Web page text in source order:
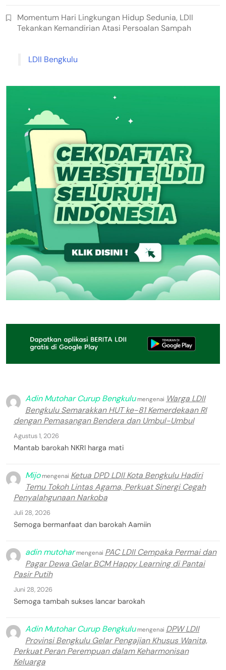
Momentum Hari Lingkungan Hidup Sedunia, LDII
Tekankan Kemandirian Atasi Persoalan Sampah
LDII Bengkulu
Adin Mutohar Curup Bengkulumengenai Warga LDII
Bengkulu Semarakkan HUT ke-81 Kemerdekaan RI
dengan Pemasangan Bendera dan Umbul-Umbul
Agustus 1, 2026
Mantab barokah NKRI harga mati
Mijomengenai Ketua DPD LDII Kota Bengkulu Hadiri
Temu Tokoh Lintas Agama, Perkuat Sinergi Cegah
Penyalahgunaan Narkoba
Juli 28, 2026
Semoga bermanfaat dan barokah Aamiin
adin mutoharmengenai PAC LDII Cempaka Permai dan
Pagar Dewa Gelar BCM Happy Learning di Pantai
Pasir Putih
Juni 28, 2026
Semoga tambah sukses lancar barokah
Adin Mutohar Curup Bengkulumengenai DPW LDII
Provinsi Bengkulu Gelar Pengajian Khusus Wanita,
Perkuat Peran Perempuan dalam Keharmonisan
Keluarga